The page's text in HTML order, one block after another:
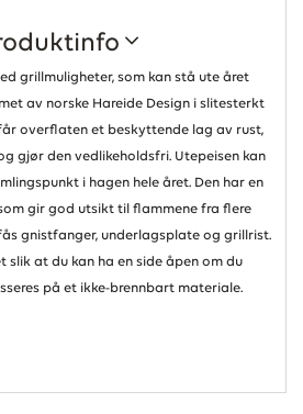
grillmuligheter, som kan stå ute året
av norske Hareide Design i slitesterkt
overflaten et beskyttende lag av rust,
gjør den vedlikeholdsfri. Utepeisen kan
i hagen hele året. Den har en
gir god utsikt til flammene fra flere
gnistfanger, underlagsplate og grillrist.
slik at du kan ha en side åpen om du
på et ikke-brennbart materiale.